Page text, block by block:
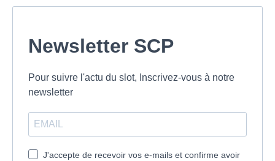
Newsletter SCP
Pour suivre l'actu du slot, Inscrivez-vous à notre
newsletter
J'accepte de recevoir vos e-mails et confirme avoir